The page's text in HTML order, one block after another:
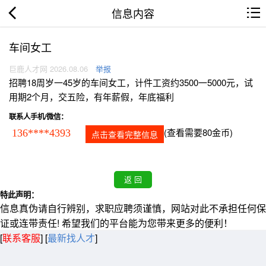
信息内容
车间女工
巨鹿人才网 2026.08.06 举报
招聘18周岁一45岁的车间女工，计件工资约3500一5000元，试
用期2个月，交五险，有年薪假，年底福利
联系人手机/微信：
136****4393 点击查看完整信息 (查看需要80金币)
特此声明：
信息真伪请自行辨别，求职应聘须谨慎，网站对此不承担任何保
证或连带责任! 希望我们的平台能为您带来更多的便利！
[联系客服] [最新找人才]